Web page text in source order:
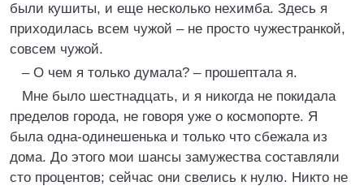
были кушиты, и еще несколько нехимба. Здесь я
приходилась всем чужой – не просто чужестранкой,
совсем чужой.
– О чем я только думала? – прошептала я.
Мне было шестнадцать, и я никогда не покидала
пределов города, не говоря уже о космопорте. Я
была одна-одинешенька и только что сбежала из
дома. До этого мои шансы замужества составляли
сто процентов; сейчас они свелись к нулю. Никто не